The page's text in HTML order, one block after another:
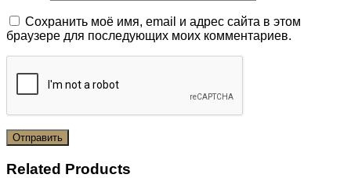
Сохранить моё имя, email и адрес сайта в этом
браузере для последующих моих комментариев.
Related Products